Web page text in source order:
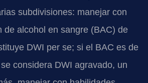
subdivisiones: manejar con
de alcohol en sangre (BAC) de
DWI per se; si el BAC es de
considera DWI agravado, un